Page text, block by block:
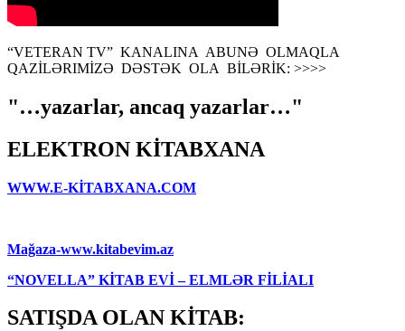
“VETERAN TV” KANALINA ABUNƏ OLMAQLA
QAZİLƏRIMİZƏ DƏSTƏK OLA BİLƏRİK: >>>>
"…yazarlar, ancaq yazarlar…"
ELEKTRON KİTABXANA
WWW.E-KİTABXANA.COM
Mağaza-www.kitabevim.az
“NOVELLA” KİTAB EVİ – ELMLƏR FİLİALI
SATIŞDA OLAN KİTAB: